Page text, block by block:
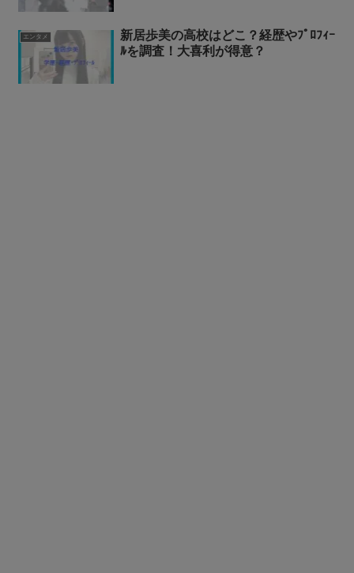
エンタメ
新居歩美の高校はどこ？経歴やﾌﾟﾛﾌｨｰ
ﾙを調査！大喜利が得意？